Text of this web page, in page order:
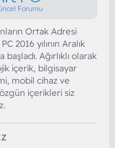
Forumu
Ortak Adresi
2016 yılının Aralık
Ağırlıklı olarak
içerik, bilgisayar
mobil cihaz ve
içerikleri siz